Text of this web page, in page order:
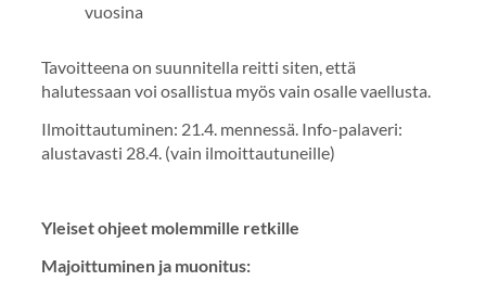
vuosina
Tavoitteena on suunnitella reitti siten, että
halutessaan voi osallistua myös vain osalle vaellusta.
Ilmoittautuminen: 21.4. mennessä. Info-palaveri:
alustavasti 28.4. (vain ilmoittautuneille)
Yleiset ohjeet molemmille retkille
Majoittuminen ja muonitus: